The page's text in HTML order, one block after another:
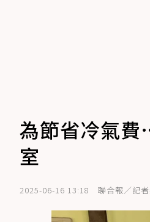
為節省冷氣
室
2025-06-16 13:18 聯合報／記